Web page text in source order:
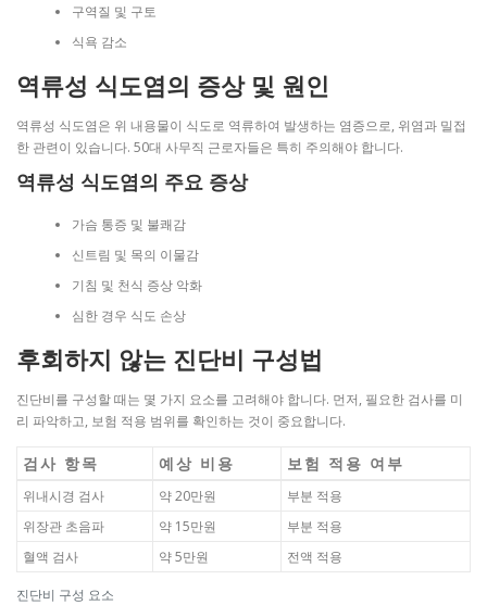
구역질 및 구토
식욕 감소
역류성 식도염의 증상 및 원인
역류성 식도염은 위 내용물이 식도로 역류하여 발생하는 염증으로, 위염과 밀접
한 관련이 있습니다. 50대 사무직 근로자들은 특히 주의해야 합니다.
역류성 식도염의 주요 증상
가슴 통증 및 불쾌감
신트림 및 목의 이물감
기침 및 천식 증상 악화
심한 경우 식도 손상
후회하지 않는 진단비 구성법
진단비를 구성할 때는 몇 가지 요소를 고려해야 합니다. 먼저, 필요한 검사를 미
리 파악하고, 보험 적용 범위를 확인하는 것이 중요합니다.
진단비 구성 요소
검사 항목 예상 비용 보험 적용 여부
위내시경 검사 약 20만원
부분 적용
위장관 초음파
약 15만원
부분 적용
혈액 검사
약 5만원 전액 적용